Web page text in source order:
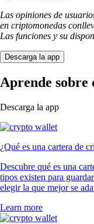
Las opiniones de
en criptomonedas
Las funciones y su
Descarga la app
Aprende sobre
Descarga la app
¿Qué es una cartera de
Descubre qué es una
tipos existen para
elegir la que mejor se
Learn more